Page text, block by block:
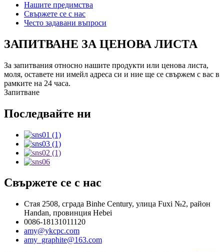
Нашите предимства
Свържете се с нас
Често задавани въпроси
ЗАПИТВАНЕ ЗА ЦЕНОВА ЛИСТА
За запитвания относно нашите продукти или ценова листа,
моля, оставете ни имейл адреса си и ние ще се свържем с вас в
рамките на 24 часа.
Запитване
Последвайте ни
Свържете се с нас
Стая 2508, сграда Binhe Century, улица Fuxi №2, район
Handan, провинция Hebei
0086-18131011120
amy@ykcpc.com
amy_graphite@163.com